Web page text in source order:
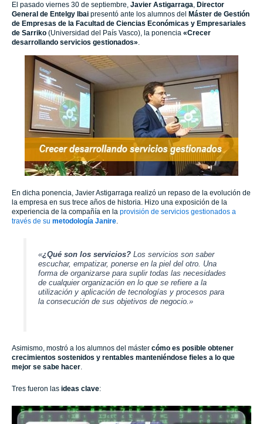
El pasado viernes 30 de septiembre, Javier Astigarraga, Director
General de Entelgy Ibai presentó ante los alumnos del
Máster de Gestión
de Empresas de la Facultad de Ciencias Económicas y Empresariales
de Sarriko (Universidad del País Vasco), la ponencia «Crecer
desarrollando servicios gestionados».
En dicha ponencia, Javier Astigarraga realizó un repaso de la evolución de
la empresa en sus trece años de historia. Hizo una exposición de la
experiencia de la compañía en la provisión de servicios gestionados a
través de su metodología Janire
«¿Qué son los servicios?Los servicios son saber
escuchar, empatizar, ponerse en la piel del otro. Una
forma de organizarse para suplir todas las necesidades
de cualquier organización en lo que se refiere a la
utilización y aplicación de tecnologías y procesos para
la consecución de sus objetivos de negocio.»
Asimismo, mostró a los alumnos del máster cómo es posible obtener
crecimientos sostenidos y rentables manteniéndose fieles a lo que
mejor se sabe hacer
Tres fueron las ideas clave: